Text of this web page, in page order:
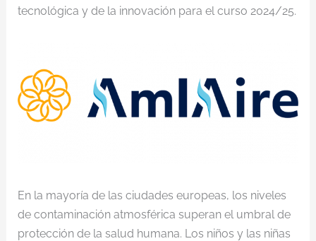
tecnológica y de la innovación para el curso 2024/25.
En la mayoría de las ciudades europeas, los niveles
de contaminación atmosférica superan el umbral de
protección de la salud humana. Los niños y las niñas